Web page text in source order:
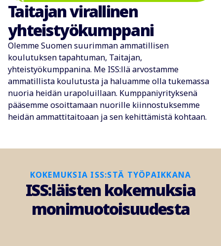
Taitajan virallinen
yhteistyökumppani
Olemme Suomen suurimman ammatillisen
koulutuksen tapahtuman, Taitajan,
yhteistyökumppanina. Me ISS:llä arvostamme
ammatillista koulutusta ja haluamme olla tukemassa
nuoria heidän urapoluillaan. Kumppaniyrityksenä
pääsemme osoittamaan nuorille kiinnostuksemme
heidän ammattitaitoaan ja sen kehittämistä kohtaan.
KOKEMUKSIA ISS:STÄ TYÖPAIKKANA
ISS:läisten kokemuksia
monimuotoisuudesta